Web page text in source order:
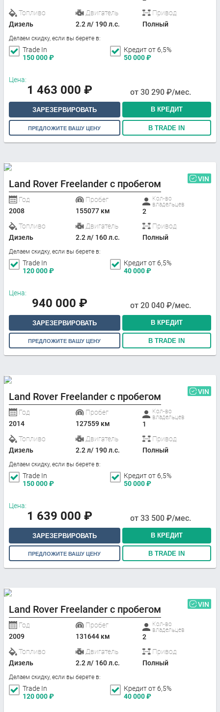
Топливо
Дизель
Двигатель
2.2 л/ 190 л.с.
Привод
Полный
Делаем скидку, если вы берете в:
Trade In
150 000₽
Кредит от 6,5%
50 000₽
Цена:
1 463 000 ₽ от 30 290 ₽/мес.
ЗАРЕЗЕРВИРОВАТЬ В КРЕДИТ
ПРЕДЛОЖИТЕ ВАШУ ЦЕНУ В TRADE IN
Land Rover Freelander с пробегом VIN
Год
2008
Пробег
155077 км
Кол-во
владельцев
2
Топливо
Дизель
Двигатель
2.2 л/ 160 л.с.
Привод
Полный
Делаем скидку, если вы берете в:
Trade In
120 000₽
Кредит от 6,5%
40 000₽
Цена:
940 000 ₽ от 20 040 ₽/мес.
ЗАРЕЗЕРВИРОВАТЬ В КРЕДИТ
ПРЕДЛОЖИТЕ ВАШУ ЦЕНУ В TRADE IN
Land Rover Freelander с пробегом VIN
Год
2014
Пробег
127559 км
Кол-во
владельцев
1
Топливо
Дизель
Двигатель
2.2 л/ 190 л.с.
Привод
Полный
Делаем скидку, если вы берете в:
Trade In
150 000₽
Кредит от 6,5%
50 000₽
Цена:
1 639 000 ₽ от 33 500 ₽/мес.
ЗАРЕЗЕРВИРОВАТЬ В КРЕДИТ
ПРЕДЛОЖИТЕ ВАШУ ЦЕНУ В TRADE IN
Land Rover Freelander с пробегом VIN
Год
2009
Пробег
131644 км
Кол-во
владельцев
2
Топливо
Дизель
Двигатель
2.2 л/ 160 л.с.
Привод
Полный
Делаем скидку, если вы берете в:
Trade In
120 000₽
Кредит от 6,5%
40 000₽